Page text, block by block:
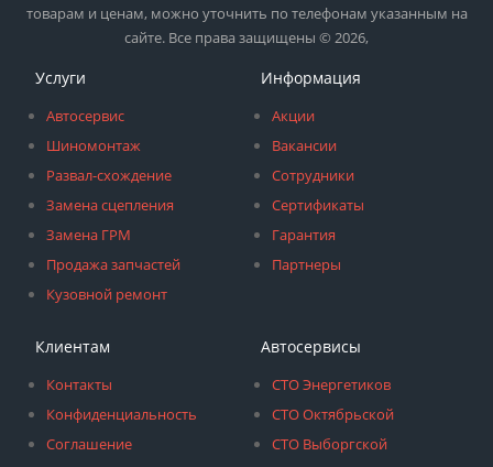
товарам и ценам, можно уточнить по телефонам указанным на
сайте. Все права защищены © 2026,
Услуги
Автосервис
Шиномонтаж
Развал-схождение
Замена сцепления
Замена ГРМ
Продажа запчастей
Кузовной ремонт
Информация
Акции
Вакансии
Сотрудники
Сертификаты
Гарантия
Партнеры
Клиентам
Контакты
Конфиденциальность
Соглашение
Автосервисы
СТО Энергетиков
СТО Октябрьской
СТО Выборгской